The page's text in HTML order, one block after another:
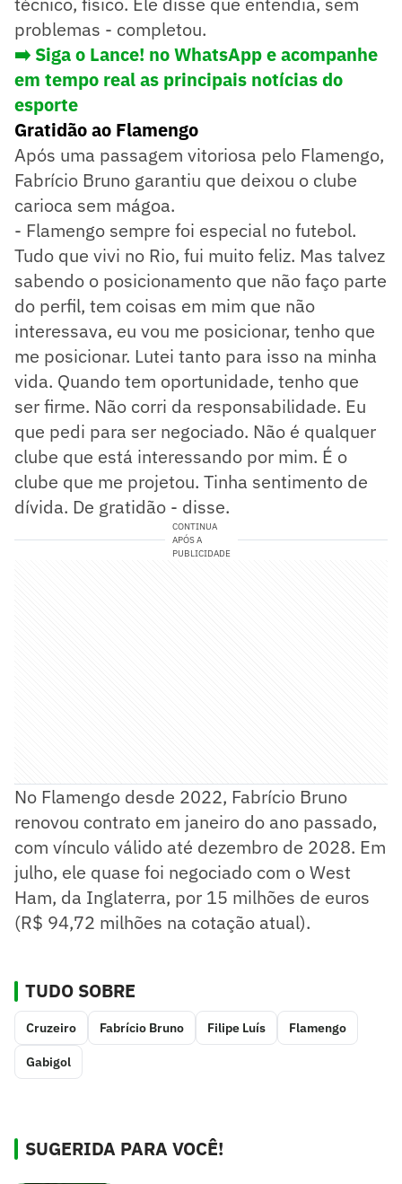
problemas - completou.
➡️ Siga o Lance! no WhatsApp e acompanhe
em tempo real as principais notícias do
esporte
Gratidão ao Flamengo
Após uma passagem vitoriosa pelo Flamengo,
Fabrício Bruno garantiu que deixou o clube
carioca sem mágoa.
- Flamengo sempre foi especial no futebol.
Tudo que vivi no Rio, fui muito feliz. Mas talvez
sabendo o posicionamento que não faço parte
do perfil, tem coisas em mim que não
interessava, eu vou me posicionar, tenho que
me posicionar. Lutei tanto para isso na minha
vida. Quando tem oportunidade, tenho que
ser firme. Não corri da responsabilidade. Eu
que pedi para ser negociado. Não é qualquer
clube que está interessando por mim. É o
clube que me projetou. Tinha sentimento de
dívida. De gratidão - disse.
CONTINUA
APÓS A
PUBLICIDADE
No Flamengo desde 2022, Fabrício Bruno
renovou contrato em janeiro do ano passado,
com vínculo válido até dezembro de 2028. Em
julho, ele quase foi negociado com o West
Ham, da Inglaterra, por 15 milhões de euros
(R$ 94,72 milhões na cotação atual).
TUDO SOBRE
Cruzeiro Fabrício Bruno Filipe Luís Flamengo
Gabigol
SUGERIDA PARA VOCÊ!